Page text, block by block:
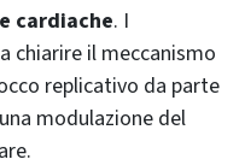
cardiache. I
chiarire il meccanismo
replicativo da parte
modulazione del